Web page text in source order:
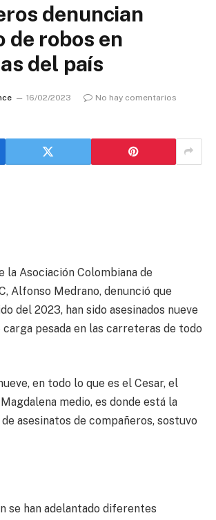
denuncian
de robos en
del país
16/02/2023
No hay comentarios
la Asociación Colombiana de
Alfonso Medrano, denunció que
del 2023, han sido asesinados nueve
pesada en las carreteras de todo
en todo lo que es el Cesar, el
medio, es donde está la
asesinatos de compañeros, sostuvo
se han adelantado diferentes